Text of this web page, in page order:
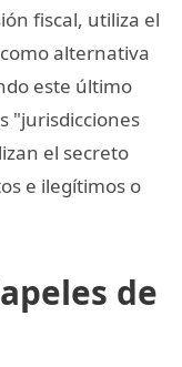
fiscal, utiliza el
alternativa
este último
"jurisdicciones
el secreto
e ilegítimos o
de